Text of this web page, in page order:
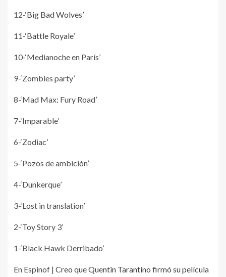
12-‘Big Bad Wolves’
11-‘Battle Royale’
10-‘Medianoche en París’
9-‘Zombies party’
8-‘Mad Max: Fury Road’
7-‘Imparable’
6-‘Zodiac’
5-‘Pozos de ambición’
4-‘Dunkerque’
3-‘Lost in translation’
2-‘Toy Story 3’
1-‘Black Hawk Derribado’
En Espinof | Creo que Quentin Tarantino firmó su película